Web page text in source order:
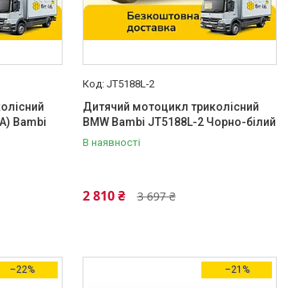
Bambi
JT5188L-2
Дитячий мотоцикл триколісний
BMW Bambi JT5188L-2 Чорно-білий
В наявності
3 697 ₴
2 810 ₴
–22% –21%